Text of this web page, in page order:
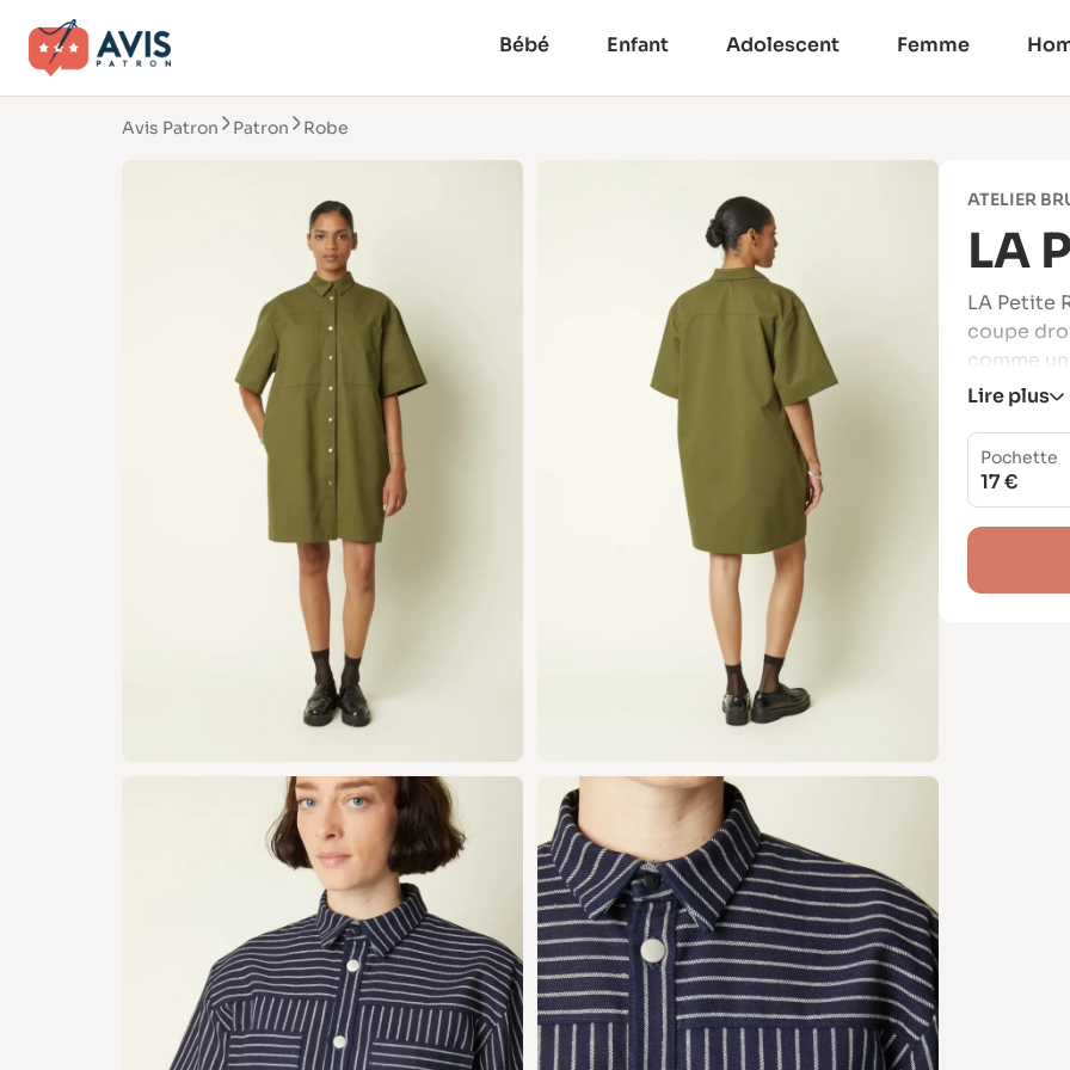
Bébé Enfant Adolescent Femme
Avis Patron Patron Robe
ATELIER
LA
LA Petite
coupe
comme
son
C’est un
en étant
Sa
La robe
Lire plus
Pochette
17 €